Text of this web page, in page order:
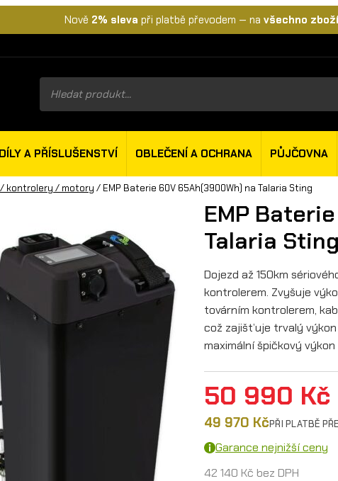
Nově 2% sleva při platbě převodem — na všechno zboží
Products
search
DÍLY A PŘÍSLUŠENSTVÍ OBLEČENÍ A OCHRANA PŮJČOVNA
kontrolery / motory / EMP Baterie 60V 65Ah(3900Wh) na Talaria Sting
EMP
Talaria Sting
Dojezd až 150km
kontrolerem. Zvyšuje
továrním kontrolerem,
což zajišťuje trvalý výkon
maximální špičkový
50 990 Kč
49 970 KčPŘI PLATBĚ
Garance nejnižší ceny
42 140 Kč bez DPH